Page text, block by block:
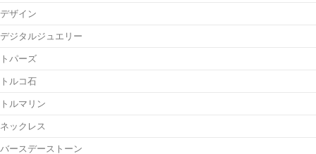
デザイン
デジタルジュエリー
トパーズ
トルコ石
トルマリン
ネックレス
バースデーストーン